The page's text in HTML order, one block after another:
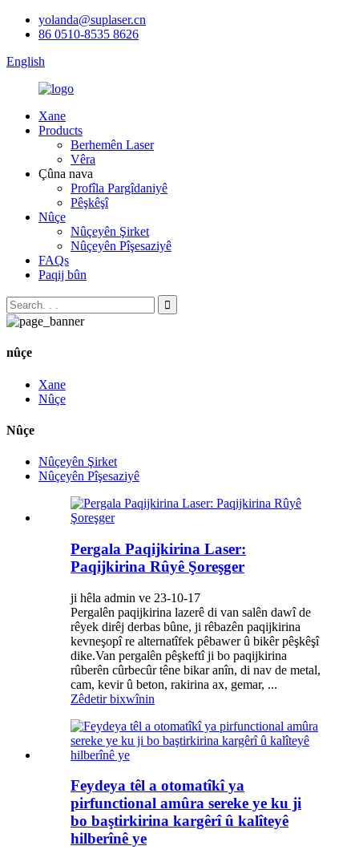
yolanda@suplaser.cn
86 0510-8535 8626
English
Xane
Products
Berhemên Laser
Vêra
Çûna nava
Profîla Pargîdaniyê
Pêşkêşî
Nûçe
Nûçeyên Şirket
Nûçeyên Pîşesaziyê
FAQs
Paqij bûn
nûçe
Xane
Nûçe
Nûçe
Nûçeyên Şirket
Nûçeyên Pîşesaziyê
Pergala Paqijkirina Laser:
Paqijkirina Rûyê Şoreşger
ji hêla admin ve 23-10-17
Pergalên paqijkirina lazerê di van salên dawî de
rêyek dirêj derbas bûne, ji rêbazên paqijkirina
kevneşopî re alternatîfek pêbawer û bikêr pêşkêşî
dike.Van pergalên pêşkeftî ji bo paqijkirina
rûberên cûrbecûr têne bikar anîn, di nav de metal,
cam, kevir û beton, rakirina ax, gemar, ...
Zêdetir bixwînin
Feydeya têl a otomatîkî ya
pirfunctional amûra sereke ye ku ji
bo baştirkirina kargêrî û kalîteyê
hilberînê ye